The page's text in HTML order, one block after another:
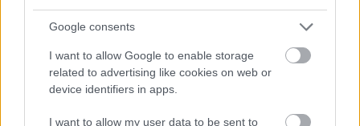
Google consents
I want to allow Google to enable storage
related to advertising like cookies on web or
device identifiers in apps.
I want to allow my user data to be sent to